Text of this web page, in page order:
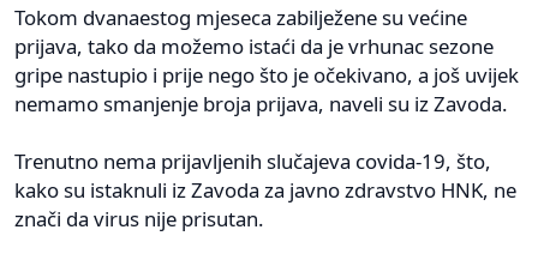
Tokom dvanaestog mjeseca zabilježene su većine
prijava, tako da možemo istaći da je vrhunac sezone
gripe nastupio i prije nego što je očekivano, a još uvijek
nemamo smanjenje broja prijava, naveli su iz Zavoda.
Trenutno nema prijavljenih slučajeva covida-19, što,
kako su istaknuli iz Zavoda za javno zdravstvo HNK, ne
znači da virus nije prisutan.